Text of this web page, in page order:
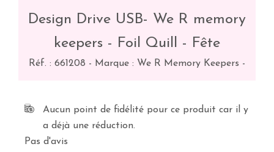
Design Drive USB- We R memory
keepers - Foil Quill - Fête
Réf. : 661208 - Marque : We R Memory Keepers -
Aucun point de fidélité pour ce produit car il y
a déjà une réduction.
Pas d'avis